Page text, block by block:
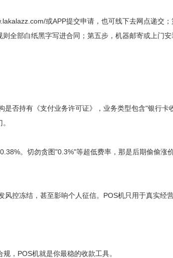
或APP提交申请，也可线下去网点递交
全部白纸黑字写进合同；第五步，机器邮寄或上门
持有《支付业务许可证》，业务类型包含"银行卡
。切勿贪图"0.3%"等超低费率，那是后期偷偷涨
冻结，甚至影响个人征信。POS机只用于真实经营
POS机就是你最稳的收款工具。